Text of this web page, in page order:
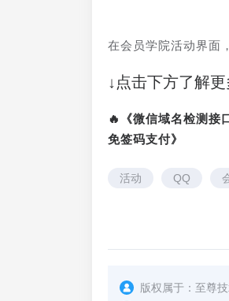
在会员学院活动界面
↓点击下方了解更
🔥《微信域名检测接
免签码支付》
活动 QQ
版权属于： 至尊